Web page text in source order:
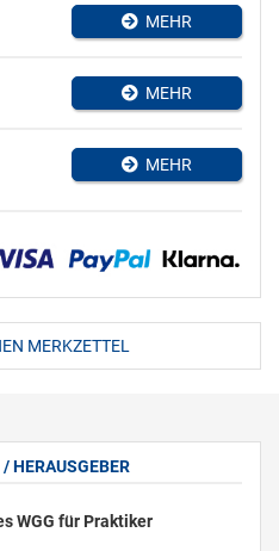
MEHR
MEHR
MEHR
MERKZETTEL
HERAUSGEBER
WGG für Praktiker